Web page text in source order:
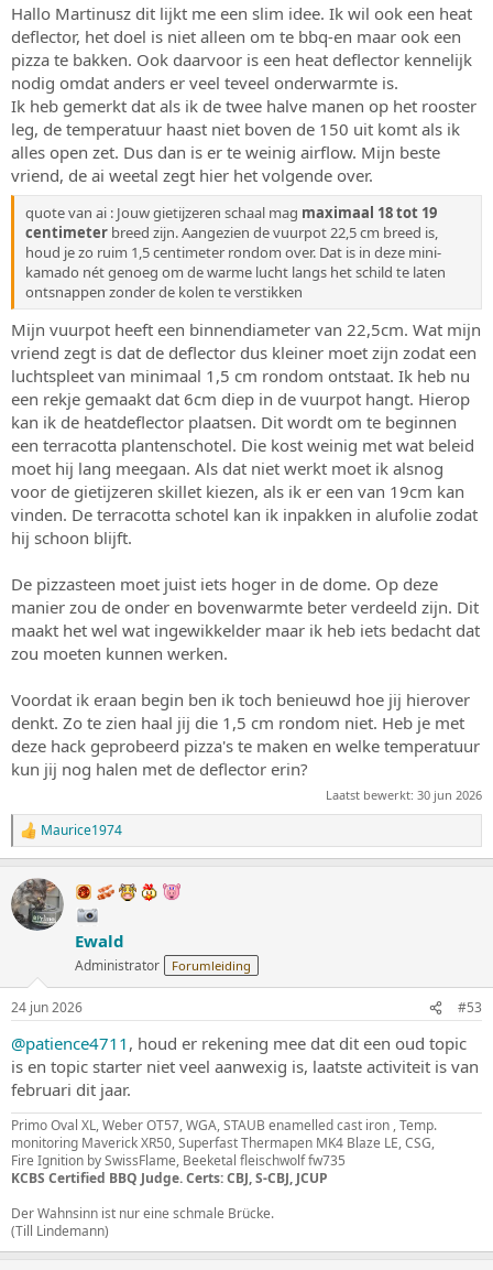
e
n
:
Hallo Martinusz dit lijkt me een slim idee. Ik wil ook een heat
deflector, het doel is niet alleen om te bbq-en maar ook een
pizza te bakken. Ook daarvoor is een heat deflector kennelijk
nodig omdat anders er veel teveel onderwarmte is.
Ik heb gemerkt dat als ik de twee halve manen op het rooster
leg, de temperatuur haast niet boven de 150 uit komt als ik
alles open zet. Dus dan is er te weinig airflow. Mijn beste
vriend, de ai weetal zegt hier het volgende over.
quote van ai : Jouw gietijzeren schaal mag maximaal 18 tot 19
centimeter breed zijn. Aangezien de vuurpot 22,5 cm breed is,
houd je zo ruim 1,5 centimeter rondom over. Dat is in deze mini-
kamado nét genoeg om de warme lucht langs het schild te laten
ontsnappen zonder de kolen te verstikken
Mijn vuurpot heeft een binnendiameter van 22,5cm. Wat mijn
vriend zegt is dat de deflector dus kleiner moet zijn zodat een
luchtspleet van minimaal 1,5 cm rondom ontstaat. Ik heb nu
een rekje gemaakt dat 6cm diep in de vuurpot hangt. Hierop
kan ik de heatdeflector plaatsen. Dit wordt om te beginnen
een terracotta plantenschotel. Die kost weinig met wat beleid
moet hij lang meegaan. Als dat niet werkt moet ik alsnog
voor de gietijzeren skillet kiezen, als ik er een van 19cm kan
vinden. De terracotta schotel kan ik inpakken in alufolie zodat
hij schoon blijft.
De pizzasteen moet juist iets hoger in de dome. Op deze
manier zou de onder en bovenwarmte beter verdeeld zijn. Dit
maakt het wel wat ingewikkelder maar ik heb iets bedacht dat
zou moeten kunnen werken.
Voordat ik eraan begin ben ik toch benieuwd hoe jij hierover
denkt. Zo te zien haal jij die 1,5 cm rondom niet. Heb je met
deze hack geprobeerd pizza's te maken en welke temperatuur
kun jij nog halen met de deflector erin?
Laatst bewerkt: 30 jun 2026
W
a
r
d
e
e
:
Maurice1974
Ewald
Administrator Forumleiding
24 jun 2026 #53
@patience4711 , houd er rekening mee dat dit een oud topic
is en topic starter niet veel aanwexig is, laatste activiteit is van
februari dit jaar.
Primo Oval XL, Weber OT57, WGA, STAUB enamelled cast iron , Temp.
monitoring Maverick XR50, Superfast Thermapen MK4 Blaze LE, CSG,
Fire Ignition by SwissFlame, Beeketal fleischwolf fw735
KCBS Certified BBQ Judge. Certs: CBJ, S-CBJ, JCUP
Der Wahnsinn ist nur eine schmale Brücke.
(Till Lindemann)